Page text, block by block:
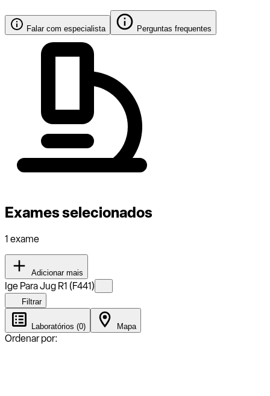
Falar com especialista Perguntas frequentes
Exames selecionados
1 exame
Adicionar mais
Ige Para Jug R1 (F441)
Filtrar
Laboratórios (0) Mapa
Ordenar por: